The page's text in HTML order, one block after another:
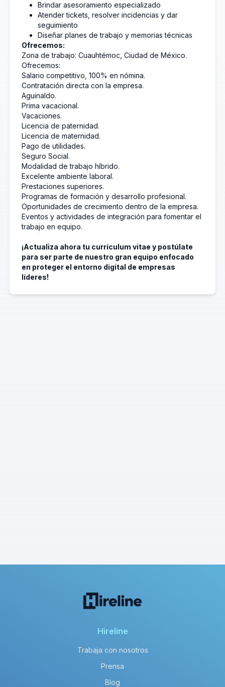
Brindar asesoramiento especializado
Atender tickets, resolver incidencias y dar
seguimiento
Diseñar planes de trabajo y memorias técnicas
Ofrecemos:
Zona de trabajo: Cuauhtémoc, Ciudad de México.
Ofrecemos:
Salario competitivo, 100% en nómina.
Contratación directa con la empresa.
Aguinaldo.
Prima vacacional.
Vacaciones.
Licencia de paternidad.
Licencia de maternidad.
Pago de utilidades.
Seguro Social.
Modalidad de trabajo híbrido.
Excelente ambiente laboral.
Prestaciones superiores.
Programas de formación y desarrollo profesional.
Oportunidades de crecimiento dentro de la empresa.
Eventos y actividades de integración para fomentar el
trabajo en equipo.
¡Actualiza ahora tu currículum vitae y postúlate
para ser parte de nuestro gran equipo enfocado
en proteger el entorno digital de empresas
líderes!
Hireline
Trabaja con nosotros
Prensa
Blog